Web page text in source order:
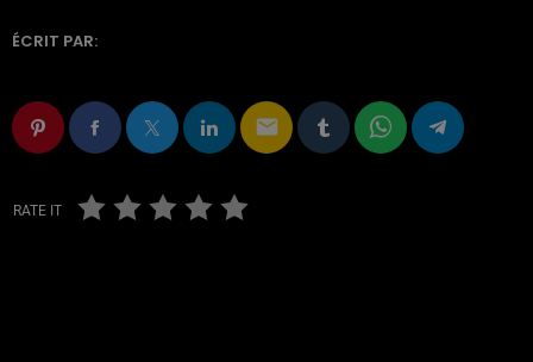
ÉCRIT PAR:
email
RATE IT